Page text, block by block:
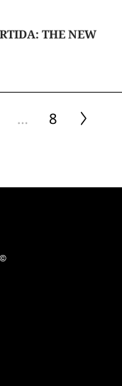
THE NEW
… 8